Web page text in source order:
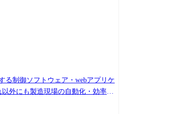
る制御ソフトウェア・webアプリケ
外にも製造現場の自動化・効率化